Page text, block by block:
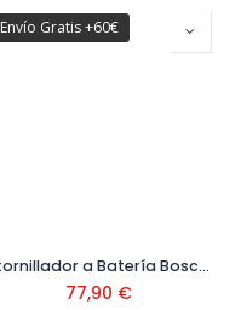
Envío Gratis +60€
Atornillador a Batería Bosch GO Ref. 06019H2201
77,90 €